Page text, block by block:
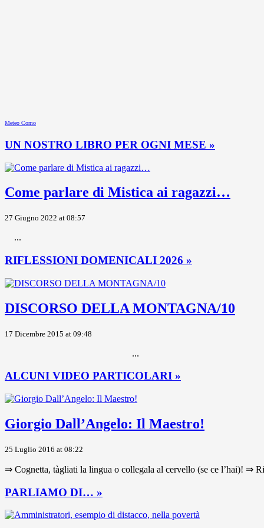
Meteo Como
UN NOSTRO LIBRO PER OGNI MESE »
Come parlare di Mistica ai ragazzi…
27 Giugno 2022 at 08:57
...
RIFLESSIONI DOMENICALI 2026 »
DISCORSO DELLA MONTAGNA/10
17 Dicembre 2015 at 09:48
...
ALCUNI VIDEO PARTICOLARI »
Giorgio Dall’Angelo: Il Maestro!
25 Luglio 2016 at 08:22
⇒ Cognetta, tàgliati la lingua o collegala al cervello (se ce l’hai)! ⇒
PARLIAMO DI… »